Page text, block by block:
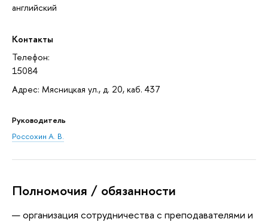
английский
Контакты
Телефон:
15084
Адрес: Мясницкая ул., д. 20, каб. 437
Руководитель
Россохин А. В.
Полномочия / обязанности
организация сотрудничества с преподавателями и